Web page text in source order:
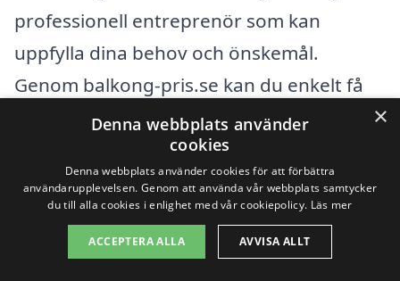
professionell entreprenör som kan
uppfylla dina behov och önskemål.
Genom balkong-pris.se kan du enkelt få
kontakt med ett antal lokala företag som
specialiserar sig på balkonger. Genom att
samla flera offerter får du en bättre
överblick över priser och alternativ.
×
Denna webbplats använder
cookies
Denna webbplats använder cookies för att förbättra
användarupplevelsen. Genom att använda vår webbplats samtycker
du till alla cookies i enlighet med vår cookiepolicy. Läs mer
ACCEPTERA ALLA AVVISA ALLT